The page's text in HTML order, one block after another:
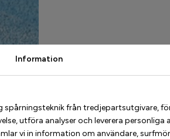
Information
från tredjepartsutgivare,
utföra analyser och leverera personliga
vi in information om användare,
Patenterat 5-Bar